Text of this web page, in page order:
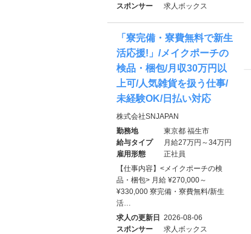
スポンサー
求人ボックス
「寮完備・寮費無料で新生
活応援!」/メイクポーチの
検品・梱包/月収30万円以
上可/人気雑貨を扱う仕事/
未経験OK/日払い対応
株式会社SNJAPAN
勤務地
東京都 福生市
給与タイプ
月給27万円～34万円
雇用形態
正社員
【仕事内容】<メイクポーチの検
品・梱包> 月給 ¥270,000～
¥330,000 寮完備・寮費無料/新生
活…
求人の更新日
2026-08-06
スポンサー
求人ボックス